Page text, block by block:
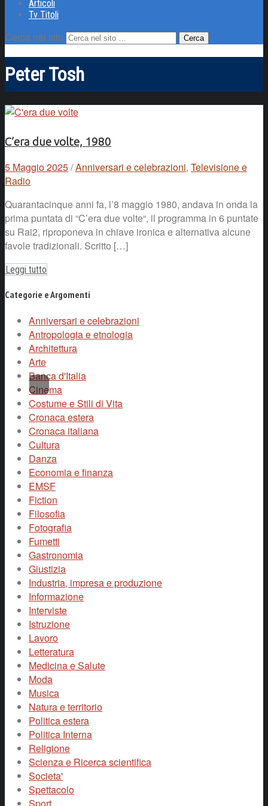
Articoli
Tv Titoli
Cerca nel sito
Peter Tosh
C’era due volte, 1980
5 Maggio 2025/Anniversari e celebrazioni, Televisione e
Radio
Quarantacinque anni fa, l’8 maggio 1980, andava in onda la
prima puntata di “C’era due volte“, il programma in 6 puntate
su Rai2, riproponeva in chiave ironica e alternativa alcune
favole tradizionali. Scritto […]
Leggi tutto
Categorie e Argomenti
Anniversari e celebrazioni
Antropologia e etnologia
Architettura
Arte
Banca d'Italia
Cinema
Costume e Stili di Vita
Cronaca estera
Cronaca italiana
Cultura
Danza
Economia e finanza
EMSF
Fiction
Filosofia
Fotografia
Fumetti
Gastronomia
Giustizia
Industria, impresa e produzione
Informazione
Interviste
Istruzione
Lavoro
Letteratura
Medicina e Salute
Moda
Musica
Natura e territorio
Politica estera
Politica Interna
Religione
Scienza e Ricerca scientifica
Societa'
Spettacolo
Sport